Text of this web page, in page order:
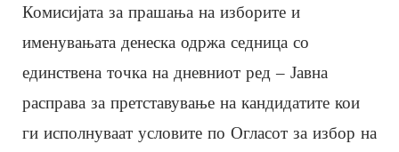
Комисијата за прашања на изборите и
именувањата денеска одржа седница со
единствена точка на дневниот ред – Јавна
расправа за претставување на кандидатите кои
ги исполнуваат условите по Огласот за избор на